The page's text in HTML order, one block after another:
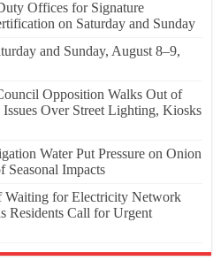
Offices for Signature
on Saturday and Sunday
and Sunday, August 8–9,
Opposition Walks Out of
Over Street Lighting, Kiosks
Water Put Pressure on Onion
Seasonal Impacts
Waiting for Electricity Network
Residents Call for Urgent